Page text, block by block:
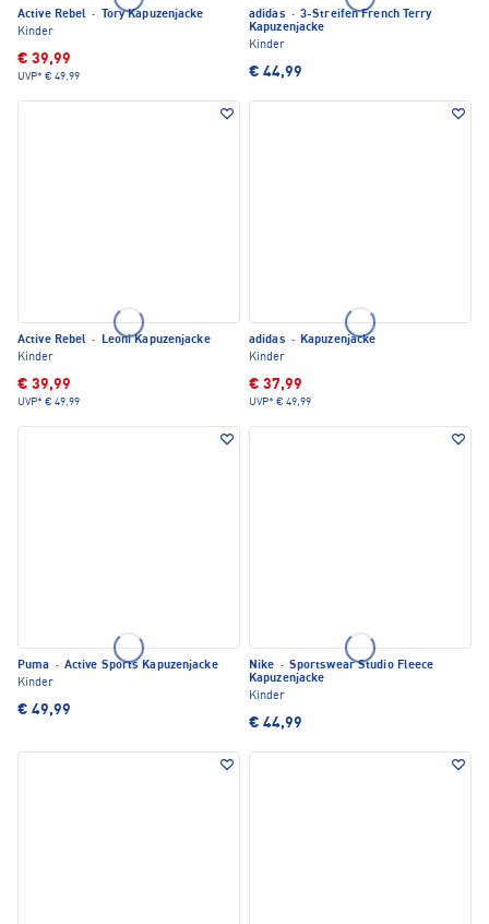
Active Rebel ·
Tory Kapuzenjacke
Kinder
€ 39,99
UVP* € 49,99
adidas · 3-Streifen French Terry
Kapuzenjacke
Kinder
€ 44,99
Active Rebel ·
Leoni Kapuzenjacke
Kinder
€ 39,99
UVP* € 49,99
adidas · Kapuzenjacke
Kinder
€ 37,99
UVP* € 49,99
Puma · Active Sports Kapuzenjacke
Kinder
€ 49,99
Nike · Sportswear Studio Fleece
Kapuzenjacke
Kinder
€ 44,99